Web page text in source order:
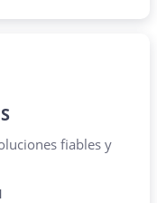
fiables y